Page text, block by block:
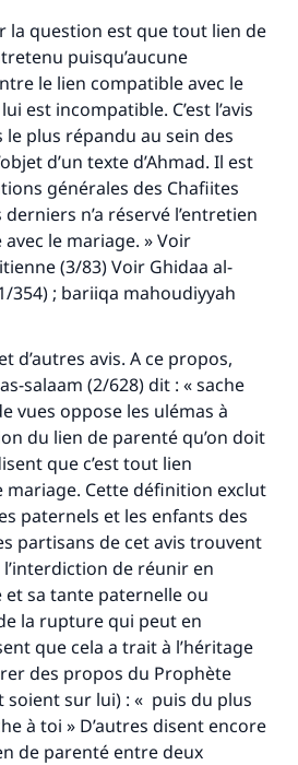
la question est que tout lien de
puisqu’aucune
le lien compatible avec le
est incompatible. C’est l’avis
le plus répandu au sein des
d’un texte d’Ahmad. Il est
générales des Chafiites
n’a réservé l’entretien
le mariage. » Voir
(3/83) Voir Ghidaa al-
354) ; bariiqa mahoudiyyah
d’autres avis. A ce propos,
salaam (2/628) dit : « sache
vues oppose les ulémas à
du lien de parenté qu’on doit
que c’est tout lien
mariage. Cette définition exclut
paternels et les enfants des
partisans de cet avis trouvent
de réunir en
sa tante paternelle ou
la rupture qui peut en
que cela a trait à l’héritage
des propos du Prophète
soient sur lui) : « puis du plus
à toi » D’autres disent encore
de parenté entre deux
(Paix sur lui) a dit:
une bonne action obtient la
que celui qui le fait."
1893)
IslamQA